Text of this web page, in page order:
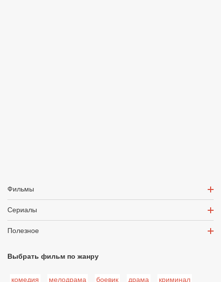
Фильмы
Сериалы
Полезное
Выбрать фильм по жанру
комедия мелодрама боевик драма криминал